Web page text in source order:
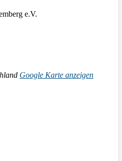
e.V.
Google Karte anzeigen